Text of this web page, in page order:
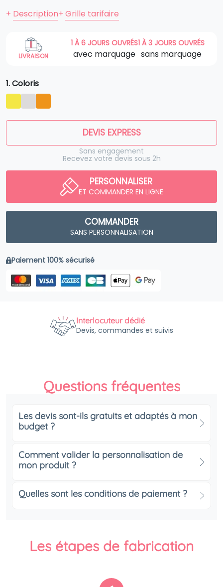
+ Description+ Grille tarifaire
LIVRAISON
1 À 6 JOURS OUVRÉS
avec marquage
1 À 3 JOURS OUVRÉS
sans marquage
1. Coloris
DEVIS EXPRESS
Sans engagement
Recevez votre devis sous 2h
PERSONNALISER
ET COMMANDER EN LIGNE
COMMANDER
SANS PERSONNALISATION
Paiement 100% sécurisé
Interlocuteur dédié
Devis, commandes et suivis
Questions fréquentes
Les devis sont-ils gratuits et adaptés à mon
budget ?
Comment valider la personnalisation de
mon produit ?
Quelles sont les conditions de paiement ?
Les étapes de fabrication